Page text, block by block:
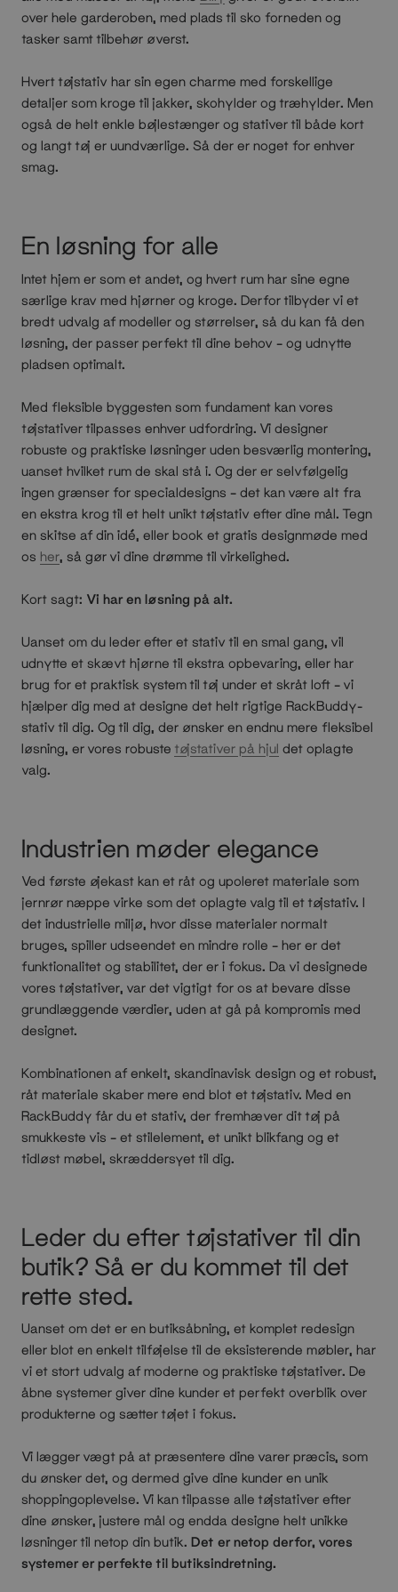
over hele garderoben, med plads til sko forneden og
tasker samt tilbehør øverst.
Hvert tøjstativ har sin egen charme med forskellige
detaljer som kroge til jakker, skohylder og træhylder. Men
også de helt enkle bøjlestænger og stativer til både kort
og langt tøj er uundværlige. Så der er noget for enhver
smag.
En løsning for alle
Intet hjem er som et andet, og hvert rum har sine egne
særlige krav med hjørner og kroge. Derfor tilbyder vi et
bredt udvalg af modeller og størrelser, så du kan få den
løsning, der passer perfekt til dine behov – og udnytte
pladsen optimalt.
Med fleksible byggesten som fundament kan vores
tøjstativer tilpasses enhver udfordring. Vi designer
robuste og praktiske løsninger uden besværlig montering,
uanset hvilket rum de skal stå i. Og der er selvfølgelig
ingen grænser for specialdesigns – det kan være alt fra
en ekstra krog til et helt unikt tøjstativ efter dine mål. Tegn
en skitse af din idé, eller book et gratis designmøde med
os her , så gør vi dine drømme til virkelighed.
Kort sagt: Vi har en løsning på alt.
Uanset om du leder efter et stativ til en smal gang, vil
udnytte et skævt hjørne til ekstra opbevaring, eller har
brug for et praktisk system til tøj under et skråt loft – vi
hjælper dig med at designe det helt rigtige RackBuddy-
stativ til dig. Og til dig, der ønsker en endnu mere fleksibel
løsning, er vores robuste tøjstativer på hjul det oplagte
valg.
Industrien møder elegance
Ved første øjekast kan et råt og upoleret materiale som
jernrør næppe virke som det oplagte valg til et tøjstativ. I
det industrielle miljø, hvor disse materialer normalt
bruges, spiller udseendet en mindre rolle – her er det
funktionalitet og stabilitet, der er i fokus. Da vi designede
vores tøjstativer, var det vigtigt for os at bevare disse
grundlæggende værdier, uden at gå på kompromis med
designet.
Kombinationen af enkelt, skandinavisk design og et robust,
råt materiale skaber mere end blot et tøjstativ. Med en
RackBuddy får du et stativ, der fremhæver dit tøj på
smukkeste vis – et stilelement, et unikt blikfang og et
tidløst møbel, skræddersyet til dig.
Leder du efter tøjstativer til din
butik? Så er du kommet til det
rette sted.
Uanset om det er en butiksåbning, et komplet redesign
eller blot en enkelt tilføjelse til de eksisterende møbler, har
vi et stort udvalg af moderne og praktiske tøjstativer. De
åbne systemer giver dine kunder et perfekt overblik over
produkterne og sætter tøjet i fokus.
Vi lægger vægt på at præsentere dine varer præcis, som
du ønsker det, og dermed give dine kunder en unik
shoppingoplevelse. Vi kan tilpasse alle tøjstativer efter
dine ønsker, justere mål og endda designe helt unikke
løsninger til netop din butik. Det er netop derfor, vores
systemer er perfekte til butiksindretning.